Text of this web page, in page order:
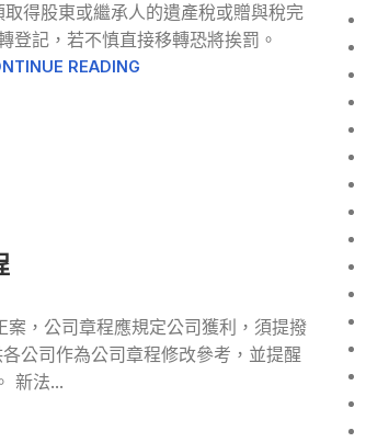
得股東或繼承人的遺產稅或贈與稅完
登記，若不慎直接移轉恐將挨罰。
READING
，公司章程應規定公司獲利，須提撥
公司作為公司章程修改參考，並提醒
新法...